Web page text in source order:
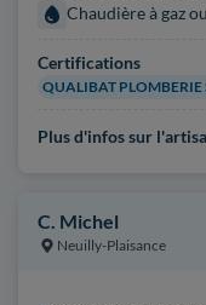
Chaudière à gaz
Certifications
QUALIBAT PLOMBERIE
Plus d'infos sur
C. Michel
Neuilly-Plaisance